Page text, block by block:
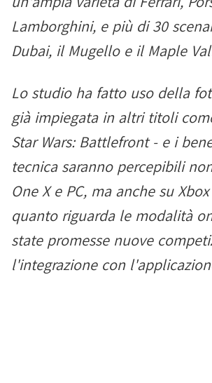
Lamborghini, e più di 30
Dubai, il Mugello e il Maple
Lo studio ha fatto uso della
già impiegata in altri titoli
Star Wars: Battlefront - e i
tecnica saranno percepibili
One X e PC, ma anche su
quanto riguarda le modalità
state promesse nuove
l'integrazione con